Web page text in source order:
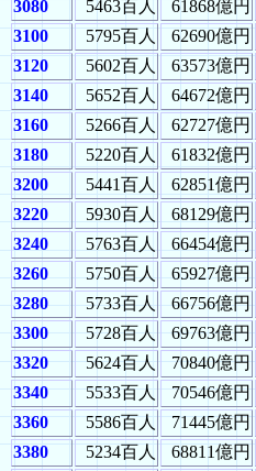
3080
5463百人 61868億円
3100
5795百人 62690億円
3120
5602百人 63573億円
3140
5652百人 64672億円
3160
5266百人 62727億円
3180
5220百人 61832億円
3200
5441百人 62851億円
3220
5930百人 68129億円
3240
5763百人 66454億円
3260
5750百人 65927億円
3280
5733百人 66756億円
3300
5728百人 69763億円
3320
5624百人 70840億円
3340
5533百人 70546億円
3360
5586百人 71445億円
3380
5234百人 68811億円